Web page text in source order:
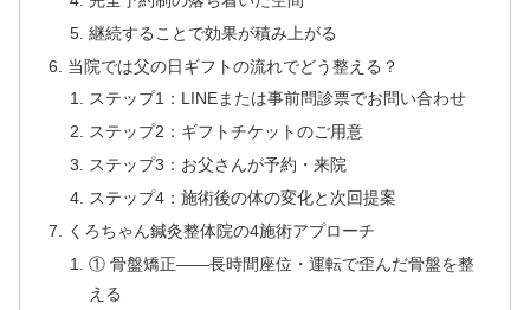
継続することで効果が積み上がる
当院では父の日ギフトの流れでどう整える？
ステップ1：LINEまたは事前問診票でお問い合わせ
ステップ2：ギフトチケットのご用意
ステップ3：お父さんが予約・来院
ステップ4：施術後の体の変化と次回提案
くろちゃん鍼灸整体院の4施術アプローチ
① 骨盤矯正——長時間座位・運転で歪んだ骨盤を整
える